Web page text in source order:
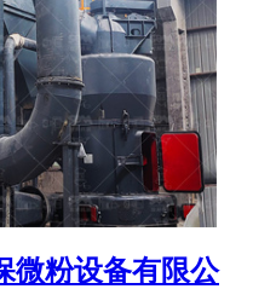
微粉设备有限公